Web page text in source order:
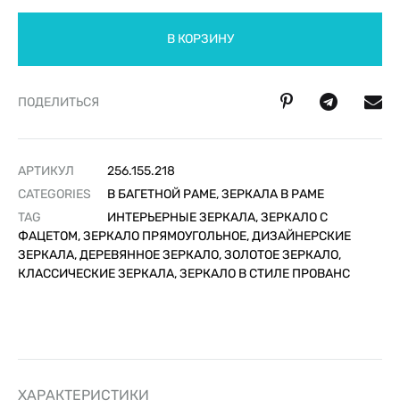
В КОРЗИНУ
ПОДЕЛИТЬСЯ
АРТИКУЛ
256.155.218
CATEGORIES
В БАГЕТНОЙ РАМЕ,ЗЕРКАЛА В РАМЕ
TAG
ИНТЕРЬЕРНЫЕ ЗЕРКАЛА, ЗЕРКАЛО С
ФАЦЕТОМ, ЗЕРКАЛО ПРЯМОУГОЛЬНОЕ, ДИЗАЙНЕРСКИЕ
ЗЕРКАЛА, ДЕРЕВЯННОЕ ЗЕРКАЛО, ЗОЛОТОЕ ЗЕРКАЛО,
КЛАССИЧЕСКИЕ ЗЕРКАЛА, ЗЕРКАЛО В СТИЛЕ ПРОВАНС
ХАРАКТЕРИСТИКИ